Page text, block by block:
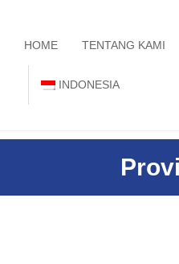
HOME TENTANG KAMI
INDONESIA